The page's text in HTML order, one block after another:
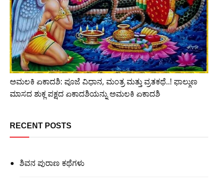
ಅಮಲಕಿ ಏಕಾದಶಿ: ಪೂಜೆ ವಿಧಾನ, ಮಂತ್ರ ಮತ್ತು ವ್ರತಕಥೆ..! ಫಾಲ್ಗುಣ
ಮಾಸದ ಶುಕ್ಲ ಪಕ್ಷದ ಏಕಾದಶಿಯನ್ನು ಅಮಲಕಿ ಏಕಾದಶಿ
RECENT POSTS
ಶಿವನ ಪುರಾಣ ಕಥೆಗಳು